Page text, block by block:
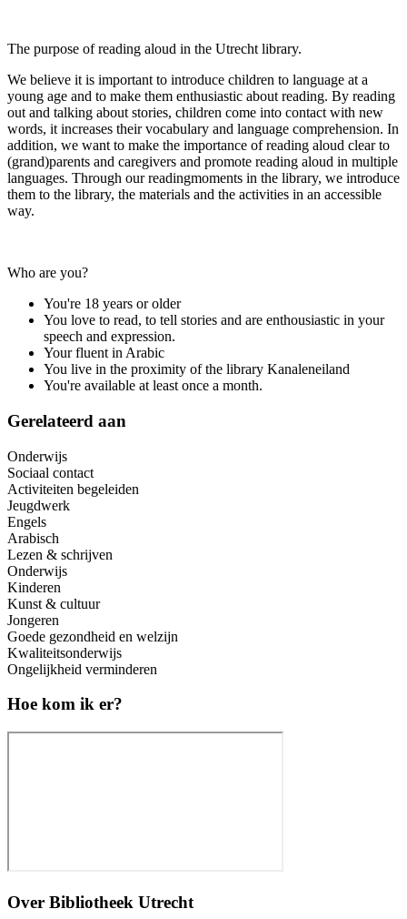
The purpose of reading aloud in the Utrecht library.
We believe it is important to introduce children to language at a
young age and to make them enthusiastic about reading. By reading
out and talking about stories, children come into contact with new
words, it increases their vocabulary and language comprehension. In
addition, we want to make the importance of reading aloud clear to
(grand)parents and caregivers and promote reading aloud in multiple
languages. Through our readingmoments in the library, we introduce
them to the library, the materials and the activities in an accessible
way.
Who are you?
You're 18 years or older
You love to read, to tell stories and are enthousiastic in your
speech and expression.
Your fluent in Arabic
You live in the proximity of the library Kanaleneiland
You're available at least once a month.
Gerelateerd aan
Onderwijs
Sociaal contact
Activiteiten begeleiden
Jeugdwerk
Engels
Arabisch
Lezen & schrijven
Onderwijs
Kinderen
Kunst & cultuur
Jongeren
Goede gezondheid en welzijn
Kwaliteitsonderwijs
Ongelijkheid verminderen
Hoe kom ik er?
Over Bibliotheek Utrecht